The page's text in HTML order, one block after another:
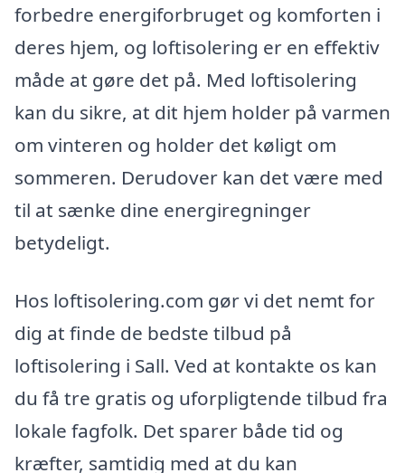
forbedre energiforbruget og komforten i
deres hjem, og loftisolering er en effektiv
måde at gøre det på. Med loftisolering
kan du sikre, at dit hjem holder på varmen
om vinteren og holder det køligt om
sommeren. Derudover kan det være med
til at sænke dine energiregninger
betydeligt.
Hos loftisolering.com gør vi det nemt for
dig at finde de bedste tilbud på
loftisolering i Sall. Ved at kontakte os kan
du få tre gratis og uforpligtende tilbud fra
lokale fagfolk. Det sparer både tid og
kræfter, samtidig med at du kan